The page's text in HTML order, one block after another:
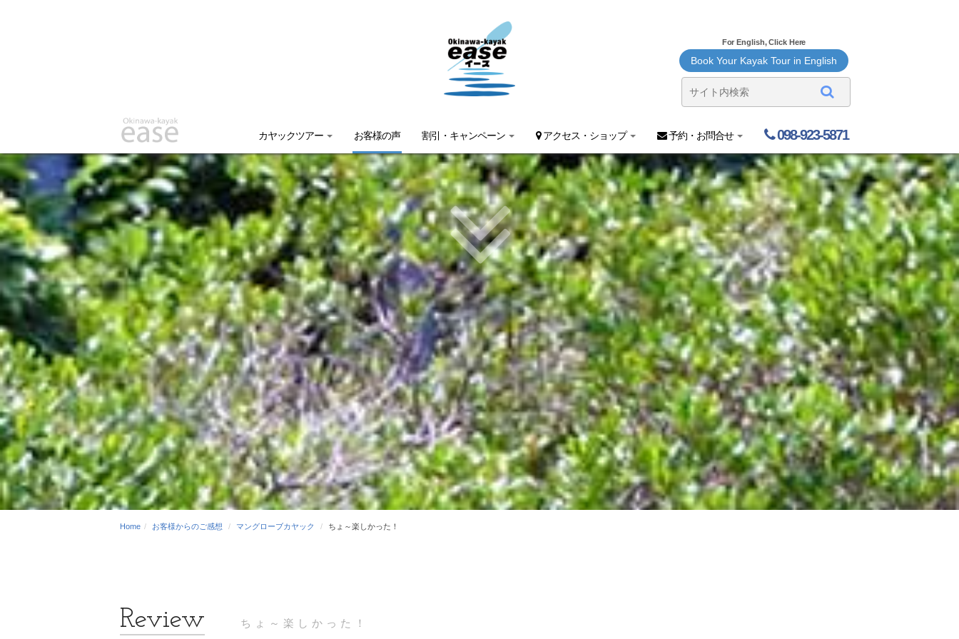
For English, Click Here
Book Your Kayak Tour in English
カヤックツアー お客様の声 割引・キャンペーン アクセス・ショップ 予約・お問合せ 098-923-5871
Home お客様からのご感想 マングローブカヤック ちょ～楽しかった！
ちょ～楽しかった！